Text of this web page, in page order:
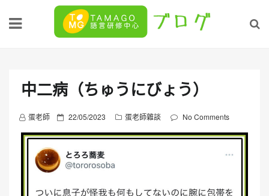
中二病（ちゅうにびょう）
蛋老師
P
o
d
22/05/2023 蛋老師雜談 No Comments